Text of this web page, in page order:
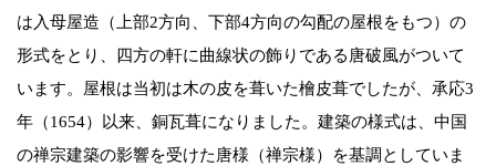
は入母屋造（上部2方向、下部4方向の勾配の屋根をもつ）の
形式をとり、四方の軒に曲線状の飾りである唐破風がついて
います。屋根は当初は木の皮を葺いた檜皮葺でしたが、承応3
年（1654）以来、銅瓦葺になりました。建築の様式は、中国
の禅宗建築の影響を受けた唐様（禅宗様）を基調としていま